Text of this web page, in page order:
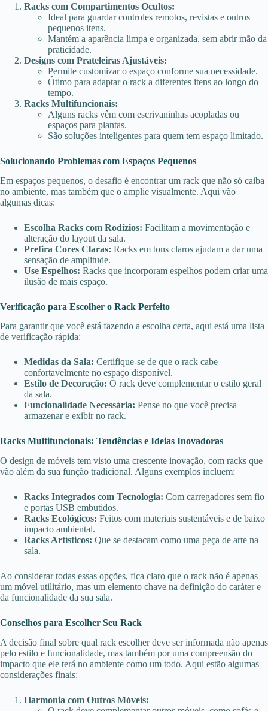
Racks com Compartimentos Ocultos:
Ideal para guardar controles remotos, revistas e outros
pequenos itens.
Mantém a aparência limpa e organizada, sem abrir mão da
praticidade.
Designs com Prateleiras Ajustáveis:
Permite customizar o espaço conforme sua necessidade.
Ótimo para adaptar o rack a diferentes itens ao longo do
tempo.
Racks Multifuncionais:
Alguns racks vêm com escrivaninhas acopladas ou
espaços para plantas.
São soluções inteligentes para quem tem espaço limitado.
Solucionando Problemas com Espaços Pequenos
Em espaços pequenos, o desafio é encontrar um rack que não só caiba
no ambiente, mas também que o amplie visualmente. Aqui vão
algumas dicas:
Escolha Racks com Rodízios: Facilitam a movimentação e
alteração do layout da sala.
Prefira Cores Claras: Racks em tons claros ajudam a dar uma
sensação de amplitude.
Use Espelhos: Racks que incorporam espelhos podem criar uma
ilusão de mais espaço.
Verificação para Escolher o Rack Perfeito
Para garantir que você está fazendo a escolha certa, aqui está uma lista
de verificação rápida:
Medidas da Sala: Certifique-se de que o rack cabe
confortavelmente no espaço disponível.
Estilo de Decoração: O rack deve complementar o estilo geral
da sala.
Funcionalidade Necessária: Pense no que você precisa
armazenar e exibir no rack.
Racks Multifuncionais: Tendências e Ideias Inovadoras
O design de móveis tem visto uma crescente inovação, com racks que
vão além da sua função tradicional. Alguns exemplos incluem:
Racks Integrados com Tecnologia: Com carregadores sem fio
e portas USB embutidos.
Racks Ecológicos: Feitos com materiais sustentáveis e de baixo
impacto ambiental.
Racks Artísticos: Que se destacam como uma peça de arte na
sala.
Ao considerar todas essas opções, fica claro que o rack não é apenas
um móvel utilitário, mas um elemento chave na definição do caráter e
da funcionalidade da sua sala.
Conselhos para Escolher Seu Rack
A decisão final sobre qual rack escolher deve ser informada não apenas
pelo estilo e funcionalidade, mas também por uma compreensão do
impacto que ele terá no ambiente como um todo. Aqui estão algumas
considerações finais:
Harmonia com Outros Móveis: